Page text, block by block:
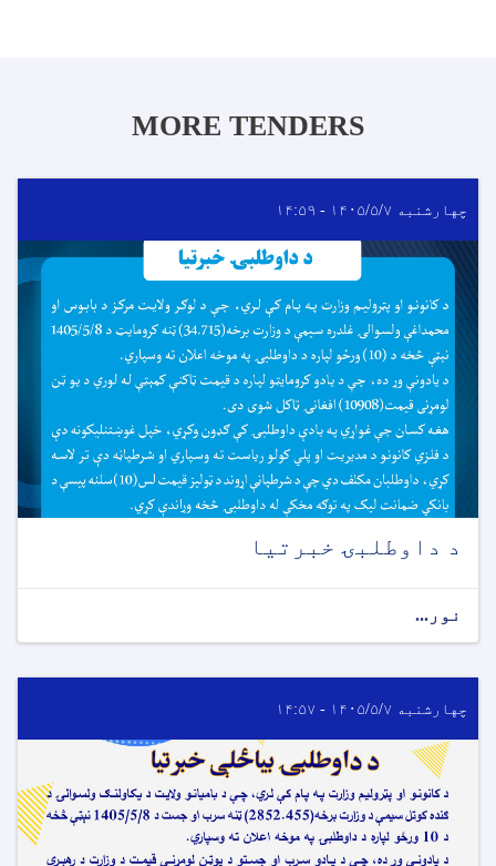
MORE TENDERS
چهارشنبه ۱۴۰۵/۵/۷ - ۱۴:۵۹
د داوطلبۍ خبرتیا
نور...
چهارشنبه ۱۴۰۵/۵/۷ - ۱۴:۵۷